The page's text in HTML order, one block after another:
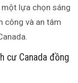
lựa chọn sáng
công và an tâm
cư Canada đồng